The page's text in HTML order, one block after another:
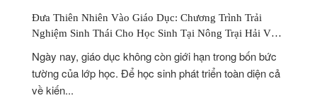
Đưa Thiên Nhiên Vào Giáo Dục: Chương Trình Trải
Nghiệm Sinh Thái Cho Học Sinh Tại Nông Trại Hải Vân
Ngày nay, giáo dục không còn giới hạn trong bốn bức
tường của lớp học. Để học sinh phát triển toàn diện cả
về kiến...